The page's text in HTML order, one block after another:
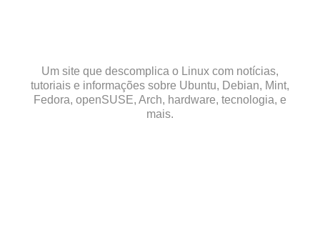
Um site que descomplica o Linux com notícias,
tutoriais e informações sobre Ubuntu, Debian, Mint,
Fedora, openSUSE, Arch, hardware, tecnologia, e
mais.